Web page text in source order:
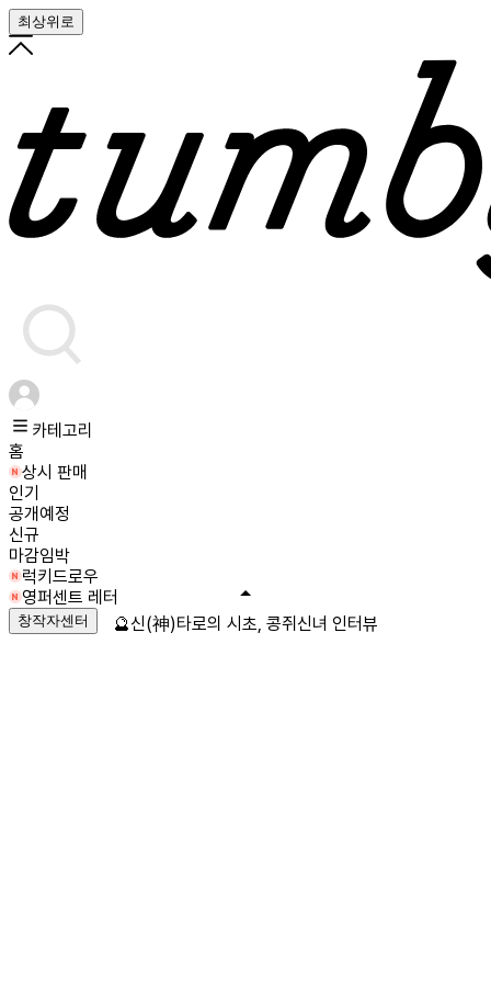
최상위로
카테고리
홈
상시 판매
인기
공개예정
신규
마감임박
럭키드로우
영퍼센트 레터
창작자센터 🔮신(神)타로의 시초, 콩쥐신녀 인터뷰